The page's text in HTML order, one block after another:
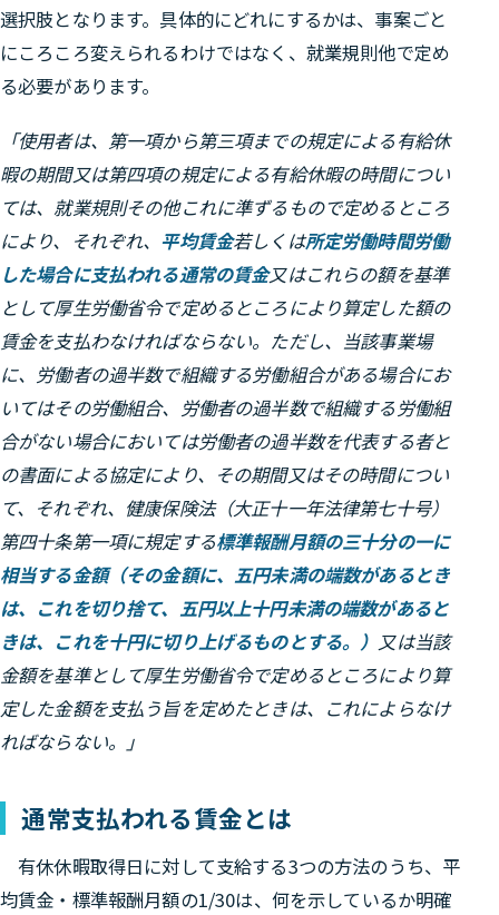
選択肢となります。具体的にどれにするかは、事案ごと
にころころ変えられるわけではなく、就業規則他で定め
る必要があります。
「使用者は、第一項から第三項までの規定による有給休
暇の期間又は第四項の規定による有給休暇の時間につい
ては、就業規則その他これに準ずるもので定めるところ
により、それぞれ、 平均賃金若しくは所定労働時間労働
した場合に支払われる通常の賃金又はこれらの額を基準
として厚生労働省令で定めるところにより算定した額の
賃金を支払わなければならない。ただし、当該事業場
に、労働者の過半数で組織する労働組合がある場合にお
いてはその労働組合、労働者の過半数で組織する労働組
合がない場合においては労働者の過半数を代表する者と
の書面による協定により、その期間又はその時間につい
て、それぞれ、健康保険法（大正十一年法律第七十号）
第四十条第一項に規定する標準報酬月額の三十分の一に
相当する金額（その金額に、五円未満の端数があるとき
は、これを切り捨て、五円以上十円未満の端数があると
きは、これを十円に切り上げるものとする。） 又は当該
金額を基準として厚生労働省令で定めるところにより算
定した金額を支払う旨を定めたときは、これによらなけ
ればならない。」
通常支払われる賃金とは
有休休暇取得日に対して支給する3つの方法のうち、平
均賃金・標準報酬月額の1/30は、何を示しているか明確